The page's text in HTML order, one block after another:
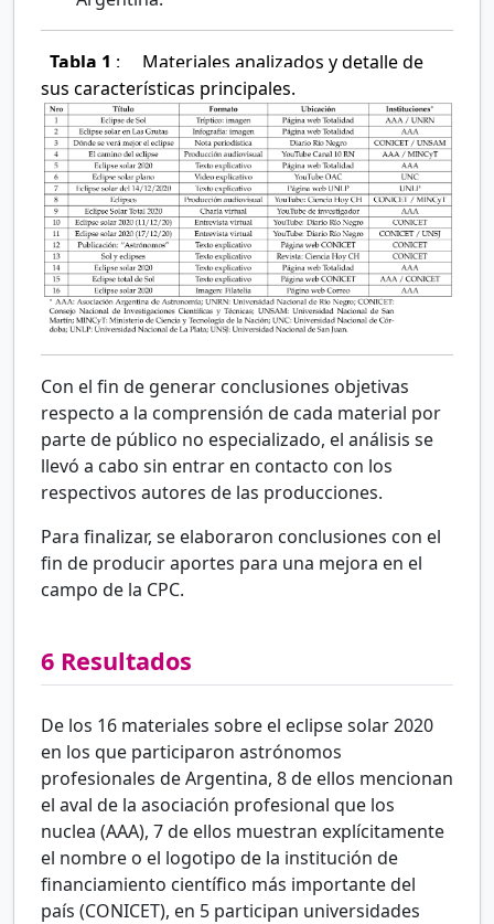
Tabla 1 :
Materiales analizados y detalle de
sus características principales.
Con el fin de generar conclusiones objetivas
respecto a la comprensión de cada material por
parte de público no especializado, el análisis se
llevó a cabo sin entrar en contacto con los
respectivos autores de las producciones.
Para finalizar, se elaboraron conclusiones con el
fin de producir aportes para una mejora en el
campo de la CPC.
6 Resultados
De los 16 materiales sobre el eclipse solar 2020
en los que participaron astrónomos
profesionales de Argentina, 8 de ellos mencionan
el aval de la asociación profesional que los
nuclea (AAA), 7 de ellos muestran explícitamente
el nombre o el logotipo de la institución de
financiamiento científico más importante del
país (CONICET), en 5 participan universidades